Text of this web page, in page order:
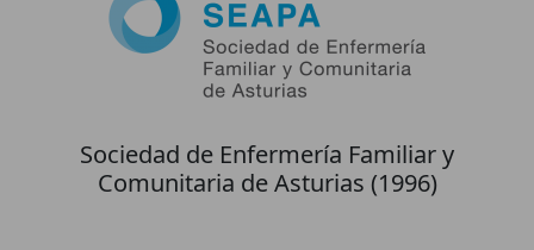
Sociedad de Enfermería Familiar y
Comunitaria de Asturias (1996)